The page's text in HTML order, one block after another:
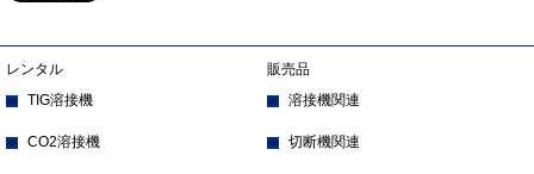
レンタル
TIG溶接機
CO2溶接機
販売品
溶接機関連
切断機関連